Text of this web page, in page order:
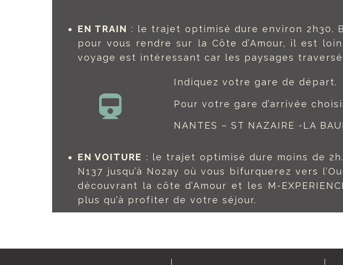
EN TRAIN : le trajet optimisé dure environ 2h30.
pour vous rendre sur la Côte d’Amour, il est
voyage est intéressant car les paysages
Indiquez votre gare de départ.
Pour votre gare d’arrivée
NANTES – ST NAZAIRE -LA
EN VOITURE : le trajet optimisé dure moins de
N137 jusqu’à Nozay où vous bifurquerez vers
découvrant la côte d’Amour et les M-
plus qu’à profiter de votre séjour.